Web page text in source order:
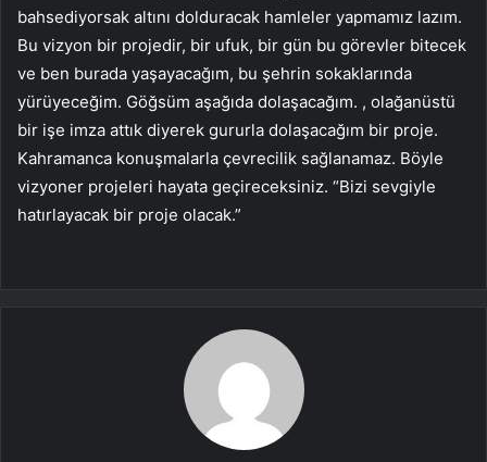
bahsediyorsak altını dolduracak hamleler yapmamız lazım.
Bu vizyon bir projedir, bir ufuk, bir gün bu görevler bitecek
ve ben burada yaşayacağım, bu şehrin sokaklarında
yürüyeceğim. Göğsüm aşağıda dolaşacağım. , olağanüstü
bir işe imza attık diyerek gururla dolaşacağım bir proje.
Kahramanca konuşmalarla çevrecilik sağlanamaz. Böyle
vizyoner projeleri hayata geçireceksiniz. “Bizi sevgiyle
hatırlayacak bir proje olacak.”